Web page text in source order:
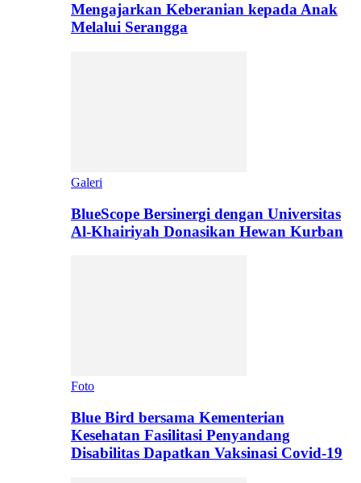
Mengajarkan Keberanian kepada Anak
Melalui Serangga
Galeri
BlueScope Bersinergi dengan Universitas
Al-Khairiyah Donasikan Hewan Kurban
Foto
Blue Bird bersama Kementerian
Kesehatan Fasilitasi Penyandang
Disabilitas Dapatkan Vaksinasi Covid-19